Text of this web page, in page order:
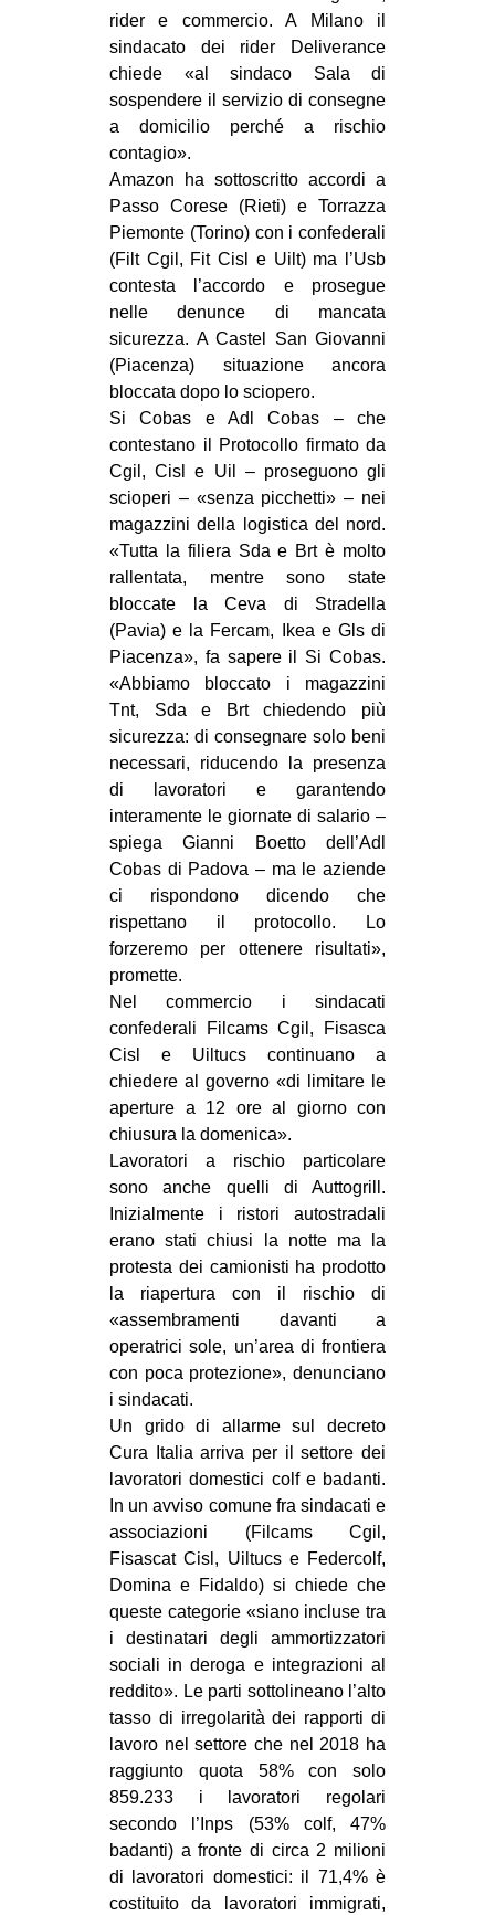
rider e commercio. A Milano il
sindacato dei rider Deliverance
chiede «al sindaco Sala di
sospendere il servizio di consegne
a domicilio perché a rischio
contagio».
Amazon ha sottoscritto accordi a
Passo Corese (Rieti) e Torrazza
Piemonte (Torino) con i confederali
(Filt Cgil, Fit Cisl e Uilt) ma l’Usb
contesta l’accordo e prosegue
nelle denunce di mancata
sicurezza. A Castel San Giovanni
(Piacenza) situazione ancora
bloccata dopo lo sciopero.
Si Cobas e Adl Cobas – che
contestano il Protocollo firmato da
Cgil, Cisl e Uil – proseguono gli
scioperi – «senza picchetti» – nei
magazzini della logistica del nord.
«Tutta la filiera Sda e Brt è molto
rallentata, mentre sono state
bloccate la Ceva di Stradella
(Pavia) e la Fercam, Ikea e Gls di
Piacenza», fa sapere il Si Cobas.
«Abbiamo bloccato i magazzini
Tnt, Sda e Brt chiedendo più
sicurezza: di consegnare solo beni
necessari, riducendo la presenza
di lavoratori e garantendo
interamente le giornate di salario –
spiega Gianni Boetto dell’Adl
Cobas di Padova – ma le aziende
ci rispondono dicendo che
rispettano il protocollo. Lo
forzeremo per ottenere risultati»,
promette.
Nel commercio i sindacati
confederali Filcams Cgil, Fisasca
Cisl e Uiltucs continuano a
chiedere al governo «di limitare le
aperture a 12 ore al giorno con
chiusura la domenica».
Lavoratori a rischio particolare
sono anche quelli di Auttogrill.
Inizialmente i ristori autostradali
erano stati chiusi la notte ma la
protesta dei camionisti ha prodotto
la riapertura con il rischio di
«assembramenti davanti a
operatrici sole, un’area di frontiera
con poca protezione», denunciano
i sindacati.
Un grido di allarme sul decreto
Cura Italia arriva per il settore dei
lavoratori domestici colf e badanti.
In un avviso comune fra sindacati e
associazioni (Filcams Cgil,
Fisascat Cisl, Uiltucs e Federcolf,
Domina e Fidaldo) si chiede che
queste categorie «siano incluse tra
i destinatari degli ammortizzatori
sociali in deroga e integrazioni al
reddito». Le parti sottolineano l’alto
tasso di irregolarità dei rapporti di
lavoro nel settore che nel 2018 ha
raggiunto quota 58% con solo
859.233 i lavoratori regolari
secondo l’Inps (53% colf, 47%
badanti) a fronte di circa 2 milioni
di lavoratori domestici: il 71,4% è
costituito da lavoratori immigrati,